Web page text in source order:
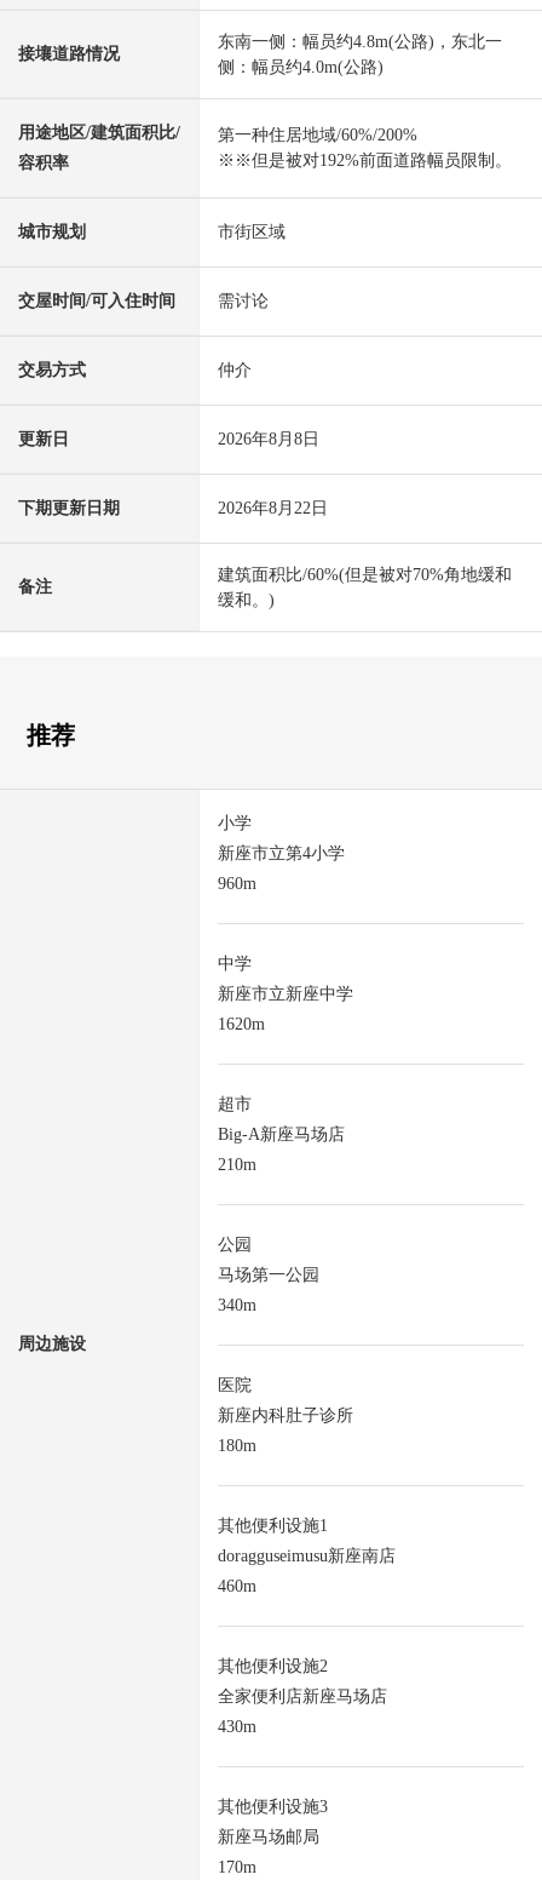
接壤道路情况
东南一侧：幅员约4.8m(公路)，东北一
侧：幅员约4.0m(公路)
用途地区/建筑面积比/
容积率
第一种住居地域/60%/200%
※※但是被对192%前面道路幅员限制。
城市规划 市街区域
交屋时间/可入住时间 需讨论
交易方式 仲介
更新日 2026年8月8日
下期更新日期 2026年8月22日
备注
建筑面积比/60%(但是被对70%角地缓和
缓和。)
推荐
周边施设
小学
新座市立第4小学
960m
中学
新座市立新座中学
1620m
超市
Big-A新座马场店
210m
公园
马场第一公园
340m
医院
新座内科肚子诊所
180m
其他便利设施1
doragguseimusu新座南店
460m
其他便利设施2
全家便利店新座马场店
430m
其他便利设施3
新座马场邮局
170m